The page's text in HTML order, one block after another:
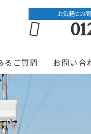
お気軽にお
るご質問 お問い合